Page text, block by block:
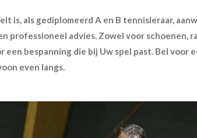
is, als gediplomeerd A en B tennisleraar,
professioneel advies. Zowel voor schoenen,
een bespanning die bij Uw spel past. Bel voor
even langs.